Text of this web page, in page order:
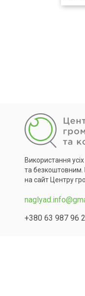
Використання
та безкоштовним.
на сайт Центру
+380 63 987 96